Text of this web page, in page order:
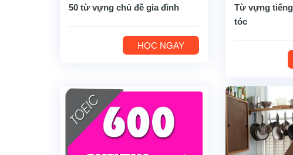
50 từ vựng chủ đề gia đình
HỌC NGAY
Từ vựng
tóc